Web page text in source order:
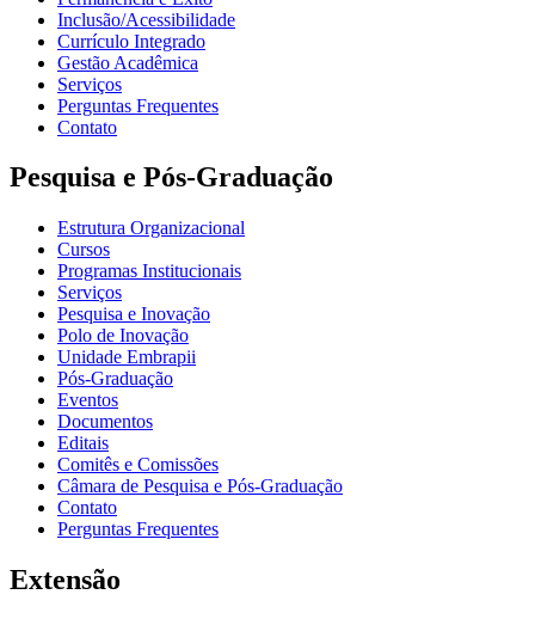
Inclusão/Acessibilidade
Currículo Integrado
Gestão Acadêmica
Serviços
Perguntas Frequentes
Contato
Pesquisa e Pós-Graduação
Estrutura Organizacional
Cursos
Programas Institucionais
Serviços
Pesquisa e Inovação
Polo de Inovação
Unidade Embrapii
Pós-Graduação
Eventos
Documentos
Editais
Comitês e Comissões
Câmara de Pesquisa e Pós-Graduação
Contato
Perguntas Frequentes
Extensão